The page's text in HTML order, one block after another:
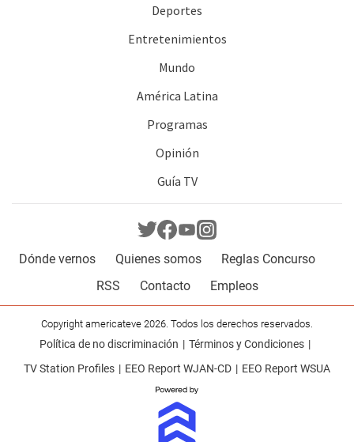
Deportes
Entretenimientos
Mundo
América Latina
Programas
Opinión
Guía TV
Dónde vernos Quienes somos
Reglas Concurso
RSS
Contacto Empleos
Copyright americateve 2026. Todos los derechos reservados.
Política de no discriminación
Términos y Condiciones
TV Station Profiles
EEO Report WJAN-CD EEO Report WSUA